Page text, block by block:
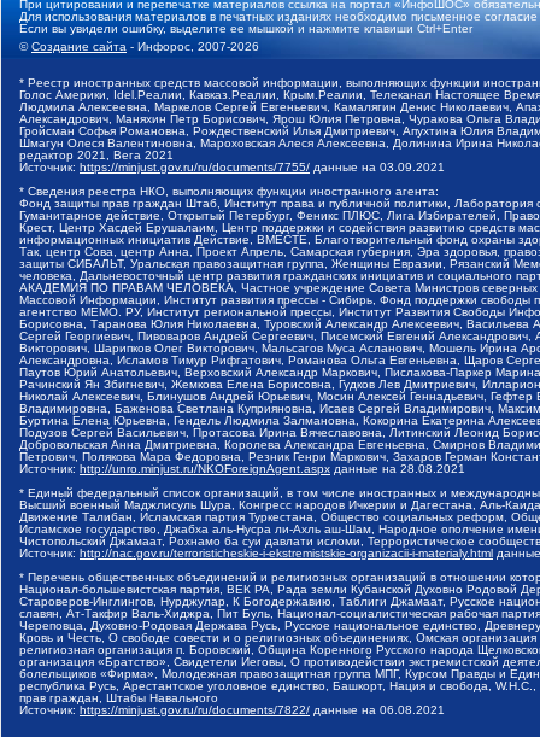
При цитировании и перепечатке материалов ссылка на портал «ИнфоШОС»
Для использования материалов в печатных изданиях необходимо письменное
Если вы увидели ошибку, выделите ее мышкой и нажмите клавиши Ctrl+Enter
©Создание сайта - Инфорос, 2007-2026
* Реестр иностранных средств массовой информации, выполняющих функции
Голос Америки, Idel.Реалии, Кавказ.Реалии, Крым.Реалии, Телеканал Настоящее
Людмила Алексеевна, Маркелов Сергей Евгеньевич, Камалягин Денис Николаевич,
Александрович, Маняхин Петр Борисович, Ярош Юлия Петровна, Чуракова Ольга
Гройсман Софья Романовна, Рождественский Илья Дмитриевич, Апухтина Юлия
Шмагун Олеся Валентиновна, Мароховская Алеся Алексеевна, Долинина Ирина
редактор 2021, Вега 2021
Источник: https://minjust.gov.ru/ru/documents/7755/ данные на 03.09.2021
* Сведения реестра НКО, выполняющих функции иностранного агента:
Фонд защиты прав граждан Штаб, Институт права и публичной политики,
Гуманитарное действие, Открытый Петербург, Феникс ПЛЮС, Лига Избирателей,
Крест, Центр Хасдей Ерушалаим, Центр поддержки и содействия развитию средств
информационных инициатив Действие, ВМЕСТЕ, Благотворительный фонд охраны
Так, центр Сова, центр Анна, Проект Апрель, Самарская губерния, Эра здоровья,
защиты СИБАЛЬТ, Уральская правозащитная группа, Женщины Евразии, Рязанский
человека, Дальневосточный центр развития гражданских инициатив и социального
АКАДЕМИЯ ПО ПРАВАМ ЧЕЛОВЕКА, Частное учреждение Совета Министров северных
Массовой Информации, Институт развития прессы - Сибирь, Фонд поддержки
агентство МЕМО. РУ, Институт региональной прессы, Институт Развития Свободы
Борисовна, Таранова Юлия Николаевна, Туровский Александр Алексеевич,
Сергей Георгиевич, Пивоваров Андрей Сергеевич, Писемский Евгений
Викторович, Шарипков Олег Викторович, Мальсагов Муса Асланович, Мошель Ирина
Александровна, Исламов Тимур Рифгатович, Романова Ольга Евгеньевна, Щаров
Паутов Юрий Анатольевич, Верховский Александр Маркович, Пислакова-Паркер
Рачинский Ян Збигневич, Жемкова Елена Борисовна, Гудков Лев Дмитриевич,
Николай Алексеевич, Блинушов Андрей Юрьевич, Мосин Алексей Геннадьевич,
Владимировна, Баженова Светлана Куприяновна, Исаев Сергей Владимирович,
Буртина Елена Юрьевна, Гендель Людмила Залмановна, Кокорина Екатерина
Подузов Сергей Васильевич, Протасова Ирина Вячеславовна, Литинский Леонид
Добровольская Анна Дмитриевна, Королева Александра Евгеньевна, Смирнов
Петрович, Полякова Мара Федоровна, Резник Генри Маркович, Захаров Герман
Источник: http://unro.minjust.ru/NKOForeignAgent.aspx данные на 28.08.2021
* Единый федеральный список организаций, в том числе иностранных и
Высший военный Маджлисуль Шура, Конгресс народов Ичкерии и Дагестана, Аль-
Движение Талибан, Исламская партия Туркестана, Общество социальных реформ,
Исламское государство, Джабха аль-Нусра ли-Ахль аш-Шам, Народное ополчение
Чистопольский Джамаат, Рохнамо ба суи давлати исломи, Террористическое
Источник: http://nac.gov.ru/terroristicheskie-i-ekstremistskie-organizacii-i-materialy.html
* Перечень общественных объединений и религиозных организаций в отношении
Национал-большевистская партия, ВЕК РА, Рада земли Кубанской Духовно Родовой
Староверов-Инглингов, Нурджулар, К Богодержавию, Таблиги Джамаат, Русское
славян, Ат-Такфир Валь-Хиджра, Пит Буль, Национал-социалистическая рабочая
Череповца, Духовно-Родовая Держава Русь, Русское национальное единство,
Кровь и Честь, О свободе совести и о религиозных объединениях, Омская
религиозная организация п. Боровский, Община Коренного Русского народа
организация «Братство», Свидетели Иеговы, О противодействии экстремистской
болельщиков «Фирма», Молодежная правозащитная группа МПГ, Курсом Правды и
республика Русь, Арестантское уголовное единство, Башкорт, Нация и свобода,
прав граждан, Штабы Навального
Источник: https://minjust.gov.ru/ru/documents/7822/ данные на 06.08.2021